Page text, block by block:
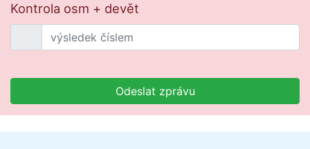
Kontrola osm + devět
Odeslat zprávu